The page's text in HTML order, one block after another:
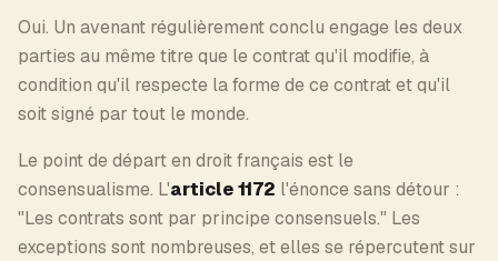
Oui. Un avenant régulièrement conclu engage les deux
parties au même titre que le contrat qu'il modifie, à
condition qu'il respecte la forme de ce contrat et qu'il
soit signé par tout le monde.
Le point de départ en droit français est le
consensualisme. L'article 1172 l'énonce sans détour :
"Les contrats sont par principe consensuels." Les
exceptions sont nombreuses, et elles se répercutent sur